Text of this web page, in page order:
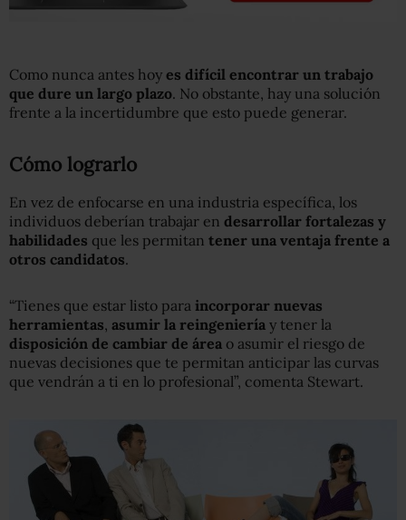
Como nunca antes hoy es difícil encontrar un trabajo
que dure un largo plazo. No obstante, hay una solución
frente a la incertidumbre que esto puede generar.
Cómo lograrlo
En vez de enfocarse en una industria específica, los
individuos deberían trabajar en desarrollar fortalezas y
habilidades que les permitan tener una ventaja frente a
otros candidatos.
“Tienes que estar listo para incorporar nuevas
herramientas, asumir la reingeniería y tener la
disposición de cambiar de área o asumir el riesgo de
nuevas decisiones que te permitan anticipar las curvas
que vendrán a ti en lo profesional”, comenta Stewart.